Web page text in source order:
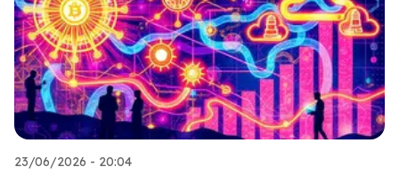
23/06/2026 - 20:04